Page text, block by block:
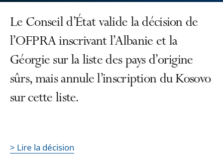
Le Conseil d’État valide la décision de
l’OFPRA inscrivant l’Albanie et la
Géorgie sur la liste des pays d’origine
sûrs, mais annule l’inscription du Kosovo
sur cette liste.
> Lire la décision